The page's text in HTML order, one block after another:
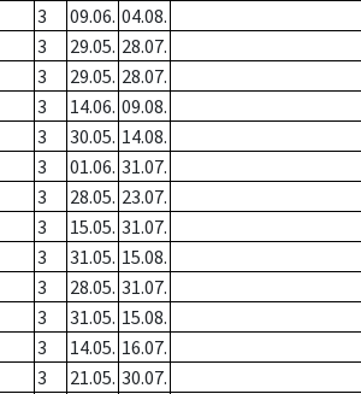
3 09.06. 04.08.
3 29.05. 28.07.
3 29.05. 28.07.
3 14.06. 09.08.
3 30.05. 14.08.
3 01.06. 31.07.
3 28.05. 23.07.
3 15.05. 31.07.
3 31.05. 15.08.
3 28.05. 31.07.
3 31.05. 15.08.
3 14.05. 16.07.
3 21.05. 30.07.